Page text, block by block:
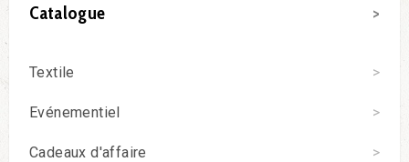
Catalogue
Textile
Evénementiel
Cadeaux d'affaire